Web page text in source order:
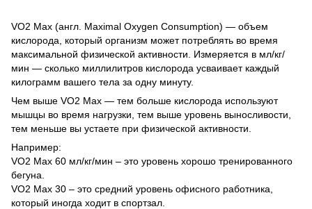
VO2 Max (англ. Maximal Oxygen Consumption) — объем
кислорода, который организм может потреблять во время
максимальной физической активности. Измеряется в мл/кг/
мин — сколько миллилитров кислорода усваивает каждый
килограмм вашего тела за одну минуту.
Чем выше VO2 Max — тем больше кислорода используют
мышцы во время нагрузки, тем выше уровень выносливости,
тем меньше вы устаете при физической активности.
Например:
VO2 Max 60 мл/кг/мин – это уровень хорошо тренированного
бегуна.
VO2 Max 30 – это средний уровень офисного работника,
который иногда ходит в спортзал.